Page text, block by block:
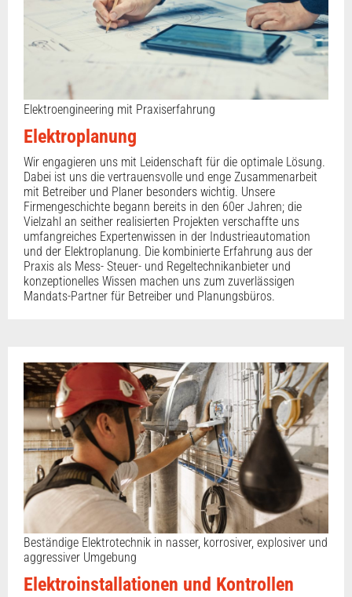
Elektroengineering mit Praxiserfahrung
Elektroplanung
Wir engagieren uns mit Leidenschaft für die optimale Lösung.
Dabei ist uns die vertrauensvolle und enge Zusammenarbeit
mit Betreiber und Planer besonders wichtig. Unsere
Firmengeschichte begann bereits in den 60er Jahren; die
Vielzahl an seither realisierten Projekten verschaffte uns
umfangreiches Expertenwissen in der Industrieautomation
und der Elektroplanung. Die kombinierte Erfahrung aus der
Praxis als Mess- Steuer- und Regeltechnikanbieter und
konzeptionelles Wissen machen uns zum zuverlässigen
Mandats-Partner für Betreiber und Planungsbüros.
Beständige Elektrotechnik in nasser, korrosiver, explosiver und
aggressiver Umgebung
Elektroinstallationen und Kontrollen